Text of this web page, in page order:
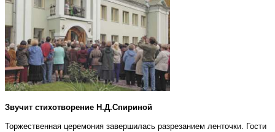
Звучит стихотворение Н.Д.Спириной
Торжественная церемония завершилась разрезанием ленточки. Гости